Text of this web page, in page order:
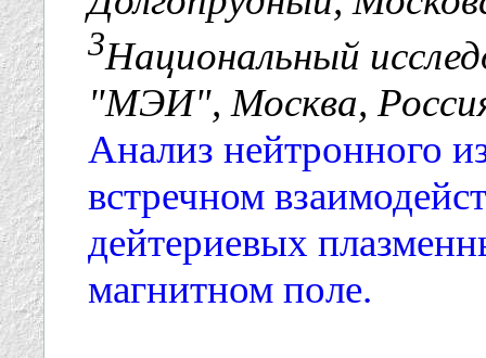
3Национальный
"МЭИ", Москва,
Анализ нейтронного
встречном
дейтериевых
магнитном поле.